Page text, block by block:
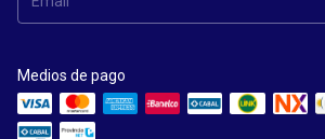
Medios de pago